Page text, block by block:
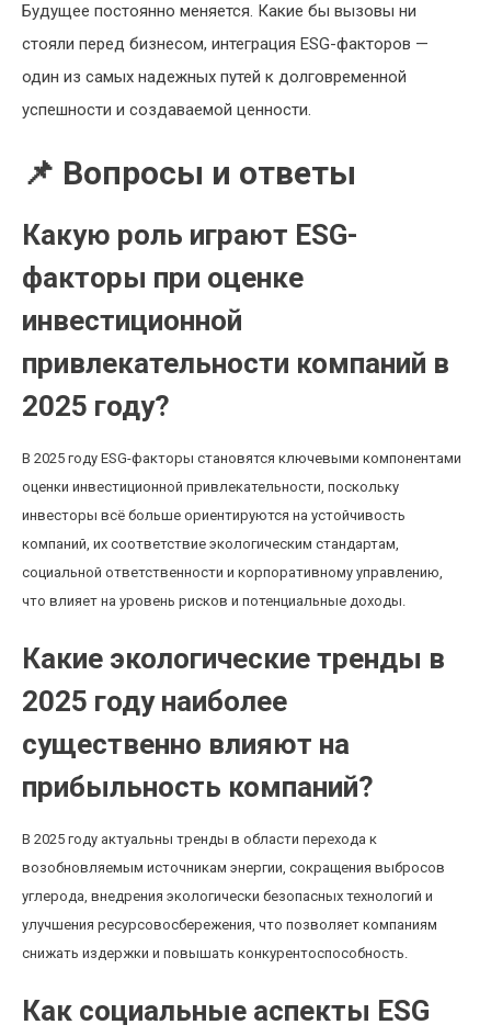
Будущее постоянно меняется. Какие бы вызовы ни
стояли перед бизнесом, интеграция ESG-факторов —
один из самых надежных путей к долговременной
успешности и создаваемой ценности.
📌 Вопросы и ответы
Какую роль играют ESG-
факторы при оценке
инвестиционной
привлекательности компаний в
2025 году?
В 2025 году ESG-факторы становятся ключевыми компонентами
оценки инвестиционной привлекательности, поскольку
инвесторы всё больше ориентируются на устойчивость
компаний, их соответствие экологическим стандартам,
социальной ответственности и корпоративному управлению,
что влияет на уровень рисков и потенциальные доходы.
Какие экологические тренды в
2025 году наиболее
существенно влияют на
прибыльность компаний?
В 2025 году актуальны тренды в области перехода к
возобновляемым источникам энергии, сокращения выбросов
углерода, внедрения экологически безопасных технологий и
улучшения ресурсовосбережения, что позволяет компаниям
снижать издержки и повышать конкурентоспособность.
Как социальные аспекты ESG